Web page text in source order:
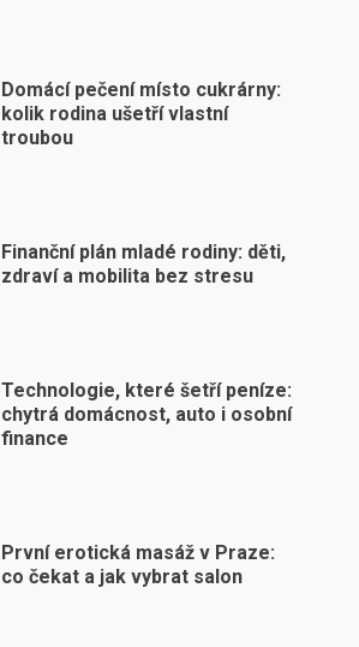
Domácí pečení místo cukrárny:
kolik rodina ušetří vlastní
troubou
Finanční plán mladé rodiny: děti,
zdraví a mobilita bez stresu
Technologie, které šetří peníze:
chytrá domácnost, auto i osobní
finance
První erotická masáž v Praze:
co čekat a jak vybrat salon